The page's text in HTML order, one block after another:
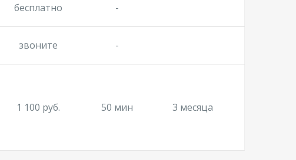
бесплатно -
звоните -
1 100 руб. 50 мин 3 месяца